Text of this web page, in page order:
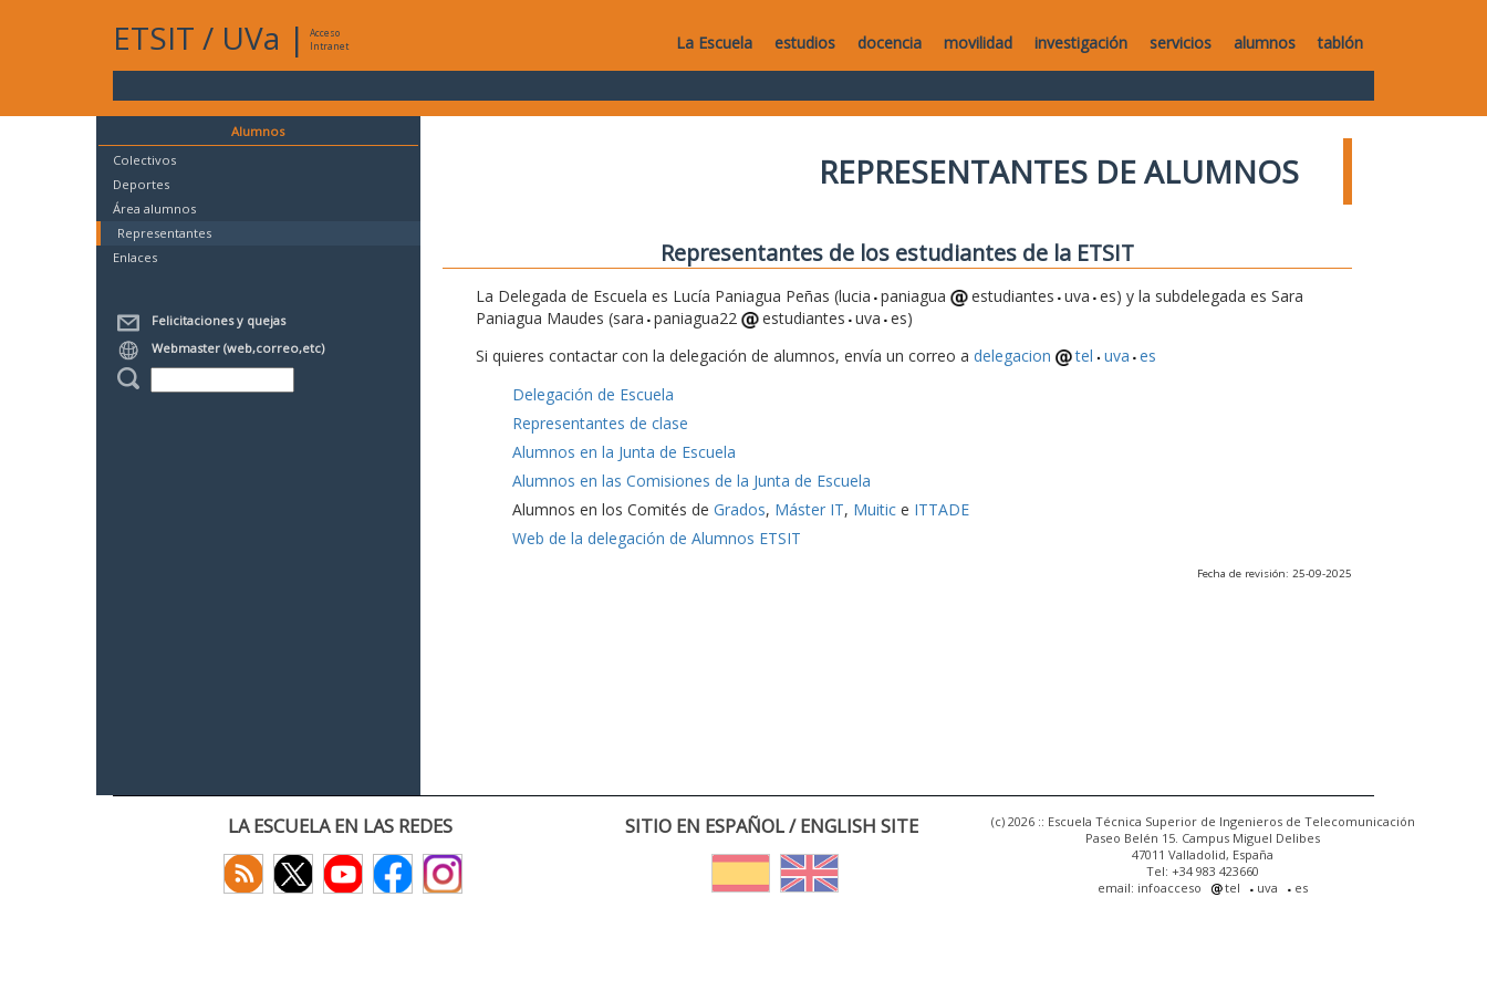
ETSIT / UVa |
Acceso
Intranet
La Escuela estudios docencia movilidad investigación servicios alumnos tablón
Alumnos
Colectivos
Deportes
Área alumnos
Representantes
Enlaces
Felicitaciones y quejas
Webmaster (web,correo,etc)
REPRESENTANTES DE ALUMNOS
Representantes de los estudiantes de la ETSIT
La Delegada de Escuela es Lucía Paniagua Peñas (lucia paniagua estudiantes uva es) y la subdelegada es Sara
Paniagua Maudes (sara paniagua22 estudiantes uva es)
Si quieres contactar con la delegación de alumnos, envía un correo a delegacion tel uva es
Delegación de Escuela
Representantes de clase
Alumnos en la Junta de Escuela
Alumnos en las Comisiones de la Junta de Escuela
Alumnos en los Comités de Grados, Máster IT, Muitice ITTADE
Web de la delegación de Alumnos ETSIT
Fecha de revisión: 25-09-2025
LA ESCUELA EN LAS REDES SITIO EN ESPAÑOL / ENGLISH SITE
(c) 2026 :: Escuela Técnica Superior de Ingenieros de Telecomunicación
Paseo Belén 15. Campus Miguel Delibes
47011 Valladolid, España
Tel: +34 983 423660
email: infoacceso
tel uva es